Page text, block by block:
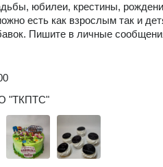
юбилеи, крестины,
есть как взрослым так и
Пишите в личные
"ТКПТС"